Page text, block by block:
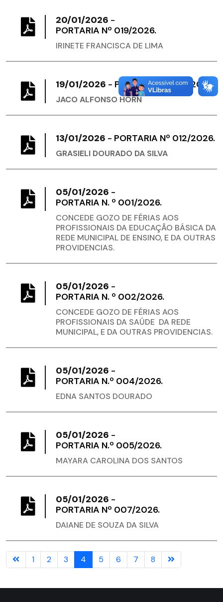
20/01/2026 -
PORTARIA Nº 019/2026.
IRINETE FRANCISCA DE LIMA
19/01/2026 - PORTARIA Nº 015/2026.
JACO ALFONSO HORN
13/01/2026 - PORTARIA Nº 012/2026.
GRASIELI DOURADO DA SILVA
05/01/2026 -
PORTARIA N. º 001/2026.
CONCEDE GOZO DE FÉRIAS AOS
PROFISSIONAIS DA EDUCAÇÃO BÁSICA DA
REDE MUNICIPAL DE ENSINO, E DA OUTRAS
PROVIDENCIAS.
05/01/2026 -
PORTARIA N. º 002/2026.
CONCEDE GOZO DE FÉRIAS AOS
PROFISSIONAIS DA SAÚDE DA REDE
MUNICIPAL, E DA OUTRAS PROVIDENCIAS.
05/01/2026 -
PORTARIA N.º 004/2026.
EDNA SANTOS DOURADO
05/01/2026 -
PORTARIA N.º 005/2026.
MAYARA CAROLINA DOS SANTOS
05/01/2026 -
PORTARIA Nº 007/2026.
DAIANE DE SOUZA DA SILVA
1 2 3 4 5 6 7 8